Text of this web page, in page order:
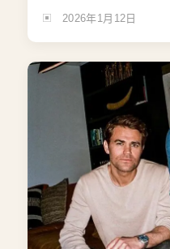
2026年1月12日